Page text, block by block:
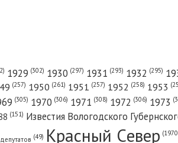
1929 (302) 1930 (297) 1931 (293) 1932 (295)
(257) 1950 (261) 1951 (257) 1952 (258) 1953
(305) 1970 (306) 1971 (308) 1972 (306) 1973
(151) Известия Вологодского
(49) Красный Cевер